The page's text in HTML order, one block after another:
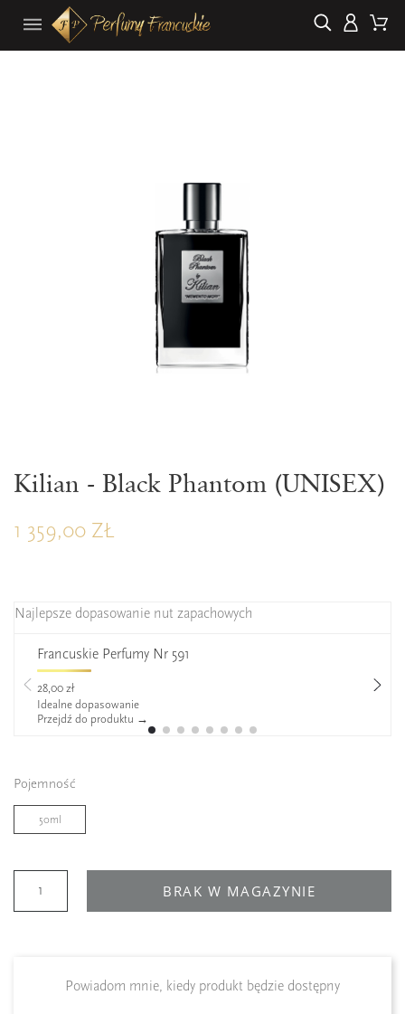
Kilian - Black Phantom (UNISEX)
1 359,00 ZŁ
Najlepsze dopasowanie nut zapachowych
Francuskie Perfumy Nr 591
28,00 zł
Idealne dopasowanie
Przejdź do produktu →
Pojemność
50ml
BRAK W MAGAZYNIE
Powiadom mnie, kiedy produkt będzie dostępny